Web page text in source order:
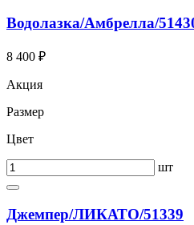
Водолазка/Амбрелла/
8 400 ₽
Акция
Размер
Цвет
шт
Джемпер/ЛИКАТО/51339